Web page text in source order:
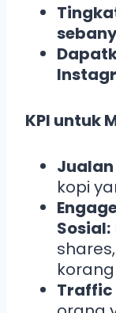
KPI untuk
kopi
Sosial:
Traffic